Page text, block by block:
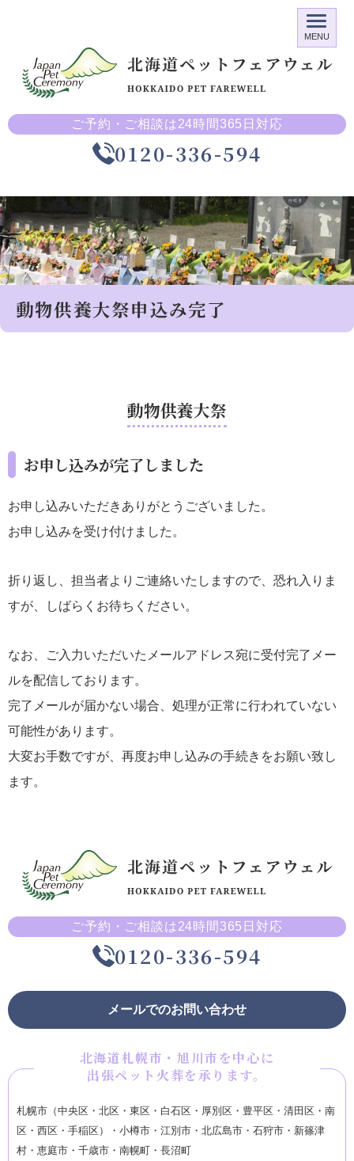
ご予約・ご相談は24時間365日対応
0120-336-594
MENU
動物供養大祭申込み完了
動物供養大祭
お申し込みが完了しました
お申し込みいただきありがとうございました。
お申し込みを受け付けました。
折り返し、担当者よりご連絡いたしますので、恐れ入りま
すが、しばらくお待ちください。
なお、ご入力いただいたメールアドレス宛に受付完了メー
ルを配信しております。
完了メールが届かない場合、処理が正常に行われていない
可能性があります。
大変お手数ですが、再度お申し込みの手続きをお願い致し
ます。
ご予約・ご相談は24時間365日対応
0120-336-594
メールでのお問い合わせ
北海道札幌市・旭川市を中心に
出張ペット火葬を承ります。
札幌市（中央区・北区・東区・白石区・厚別区・豊平区・清田区・南
区・西区・手稲区）
・ 小樽市 ・ 江別市 ・ 北広島市 ・ 石狩市 ・ 新篠津
村 ・ 恵庭市 ・ 千歳市 ・ 南幌町 ・ 長沼町